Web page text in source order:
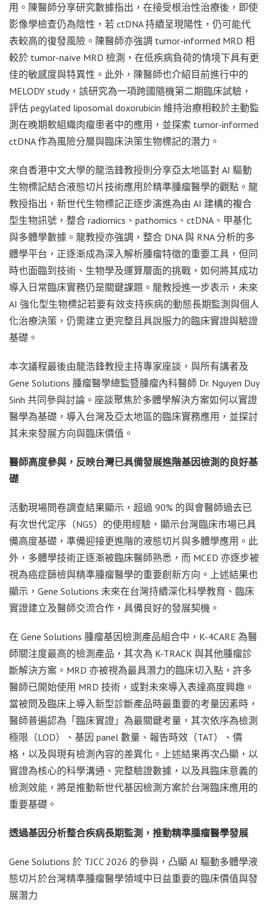
用。陳醫師分享研究數據指出，在接受根治性治療後，即使
影像學檢查仍為陰性，若 ctDNA 持續呈現陽性，仍可能代
表較高的復發風險。陳醫師亦強調 tumor-informed MRD 相
較於 tumor-naïve MRD 檢測，在低疾病負荷的情境下具有更
佳的敏感度與特異性。此外，陳醫師也介紹目前進行中的
MELODY study，該研究為一項跨國隨機第二期臨床試驗，
評估 pegylated liposomal doxorubicin 維持治療相較於主動監
測在晚期軟組織肉瘤患者中的應用，並探索 tumor-informed
ctDNA 作為風險分層與臨床決策生物標記的潛力。
來自香港中文大學的龍浩鋒教授則分享亞太地區對 AI 驅動
生物標記結合液態切片技術應用於精準腫瘤醫學的觀點。龍
教授指出，新世代生物標記正逐步演進為由 AI 建構的複合
型生物訊號，整合 radiomics、pathomics、ctDNA、甲基化
與多體學數據。龍教授亦強調，整合 DNA 與 RNA 分析的多
體學平台，正逐漸成為深入解析腫瘤特徵的重要工具，但同
時也面臨到技術、生物學及運算層面的挑戰，如何將其成功
導入日常臨床實務仍是關鍵課題。龍教授進一步表示，未來
AI 強化型生物標記若要有效支持疾病的動態長期監測與個人
化治療決策，仍需建立更完整且具說服力的臨床實證與驗證
基礎。
本次議程最後由龍浩鋒教授主持專家座談，與所有講者及
Gene Solutions 腫瘤醫學總監暨腫瘤內科醫師 Dr. Nguyen Duy
Sinh 共同參與討論。座談聚焦於多體學解決方案如何以實證
醫學為基礎，導入台灣及亞太地區的臨床實務應用，並探討
其未來發展方向與臨床價值。
醫師高度參與，反映台灣已具備發展進階基因檢測的良好基
礎
活動現場問卷調查結果顯示，超過 90% 的與會醫師過去已
有次世代定序（NGS）的使用經驗，顯示台灣臨床市場已具
備高度基礎，準備迎接更進階的液態切片與多體學應用。此
外，多體學技術正逐漸被臨床醫師熟悉，而 MCED 亦逐步被
視為癌症篩檢與精準腫瘤醫學的重要創新方向。上述結果也
顯示，Gene Solutions 未來在台灣持續深化科學教育、臨床
實證建立及醫師交流合作，具備良好的發展契機。
在 Gene Solutions 腫瘤基因檢測產品組合中，K-4CARE 為醫
師關注度最高的檢測產品，其次為 K-TRACK 與其他腫瘤診
斷解決方案。MRD 亦被視為最具潛力的臨床切入點，許多
醫師已開始使用 MRD 技術，或對未來導入表達高度興趣。
當被問及臨床上導入新型診斷產品時最重要的考量因素時，
醫師普遍認為「臨床實證」為最關鍵考量，其次依序為檢測
極限（LOD）、基因 panel 數量、報告時效（TAT）、價
格，以及與現有檢測內容的差異化。上述結果再次凸顯，以
實證為核心的科學溝通、完整驗證數據，以及具臨床意義的
檢測效能，將是推動新世代基因檢測方案於台灣臨床應用的
重要基礎。
透過基因分析整合疾病長期監測，推動精準腫瘤醫學發展
Gene Solutions 於 TJCC 2026 的參與，凸顯 AI 驅動多體學液
態切片於台灣精準腫瘤醫學領域中日益重要的臨床價值與發
展潛力